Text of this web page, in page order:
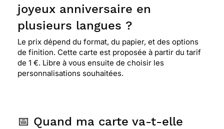
joyeux anniversaire en
plusieurs langues ?
Le prix dépend du format, du papier, et des options
de finition. Cette carte est proposée à partir du tarif
de 1 €. Libre à vous ensuite de choisir les
personnalisations souhaitées.
📅 Quand ma carte va-t-elle